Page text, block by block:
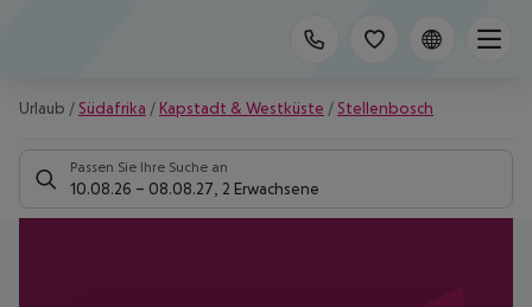
Urlaub / Südafrika / Kapstadt & Westküste / Stellenbosch
Passen Sie Ihre Suche an
10.08.26 – 08.08.27 2 Erwachsene